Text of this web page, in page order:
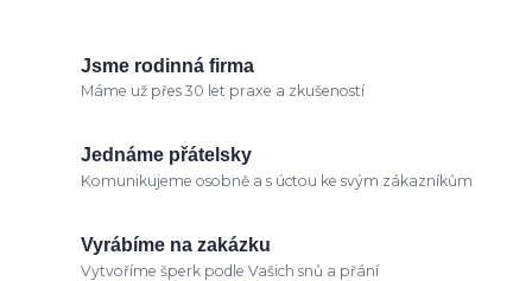
Jsme rodinná firma
Máme už přes 30 let praxe a zkušeností
Jednáme přátelsky
Komunikujeme osobně a s úctou ke svým zákazníkům
Vyrábíme na zakázku
Vytvoříme šperk podle Vašich snů a přání